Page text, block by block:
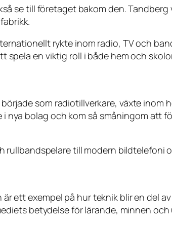
se till företaget bakom den.
rykte inom radio, TV och
en viktig roll i både hem och
som radiotillverkare, växte inom
nya bolag och kom så småningom att
rullbandspelare till modern bildtelefoni
ett exempel på hur teknik blir en del
betydelse för lärande, minnen